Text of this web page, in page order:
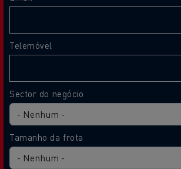
Telemóvel
Sector do negócio
Tamanho da frota